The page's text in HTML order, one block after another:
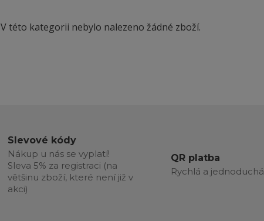
V této kategorii nebylo nalezeno žádné zboží.
Slevové kódy
Nákup u nás se vyplatí!
Sleva 5% za registraci (na
většinu zboží, které není již v
akci)
QR platba
Rychlá a jednoduchá